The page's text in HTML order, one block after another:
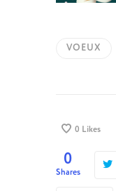
VOEUX
0 Likes
0
Shares